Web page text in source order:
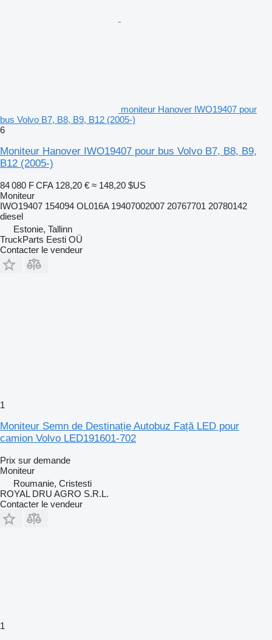
moniteur Hanover IWO19407 pour
bus Volvo B7, B8, B9, B12 (2005-)
6
Moniteur Hanover IWO19407 pour bus Volvo B7, B8, B9,
B12 (2005-)
84 080 F CFA 128,20 € ≈ 148,20 $US
Moniteur
IWO19407 154094 OL016A 19407002007 20767701 20780142
diesel
Estonie, Tallinn
TruckParts Eesti OÜ
Contacter le vendeur
1
Moniteur Semn de Destinație Autobuz Față LED pour
camion Volvo LED191601-702
Prix sur demande
Moniteur
Roumanie, Cristesti
ROYAL DRU AGRO S.R.L.
Contacter le vendeur
1